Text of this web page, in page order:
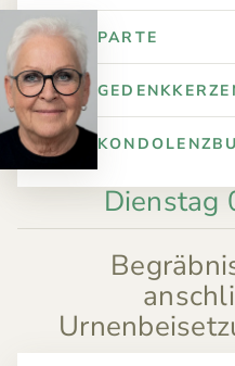
PARTE
Dienstag